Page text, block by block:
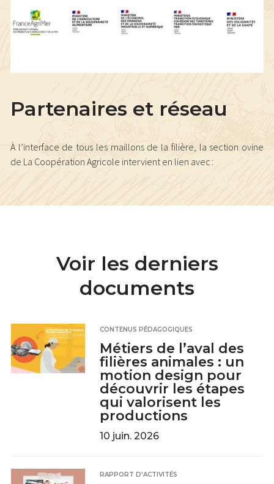
Partenaires et réseau
À l’interface de tous les maillons de la filière, la section ovine
de La Coopération Agricole intervient en lien avec :
Voir les derniers
documents
CONTENUS PÉDAGOGIQUES
Métiers de l’aval des
filières animales : un
motion design pour
découvrir les étapes
qui valorisent les
productions
10 juin. 2026
RAPPORT D'ACTIVITÉS